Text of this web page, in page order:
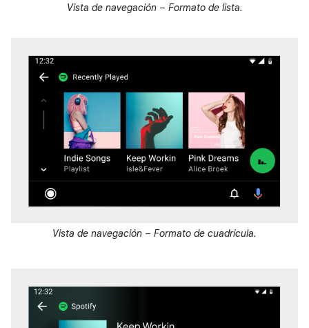
Vista de navegación – Formato de lista.
Vista de navegación – Formato de cuadrícula.